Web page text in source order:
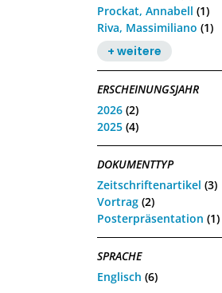
Prockat, Annabell (1)
Riva, Massimiliano (1)
+ weitere
ERSCHEINUNGSJAHR
2026 (2)
2025 (4)
DOKUMENTTYP
Zeitschriftenartikel (3)
Vortrag (2)
Posterpräsentation (1)
SPRACHE
Englisch (6)